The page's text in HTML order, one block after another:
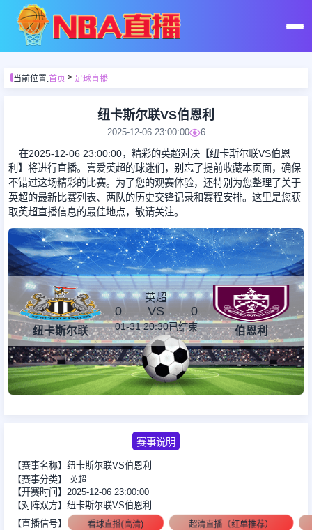
首页
篮球直播
足球录像
篮球录像
足球集锦
篮球集锦
足球新闻
篮球新闻
当前位置:首页> 足球直播
纽卡斯尔联VS伯恩利
2025-12-06 23:00:00 6
在2025-12-06 23:00:00，精彩的英超对决【纽卡斯尔联VS伯恩
利】将进行直播。喜爱英超的球迷们，别忘了提前收藏本页面，确保
不错过这场精彩的比赛。为了您的观赛体验，还特别为您整理了关于
英超的最新比赛列表、两队的历史交锋记录和赛程安排。这里是您获
取英超直播信息的最佳地点，敬请关注。
纽卡斯尔联
英超
0 VS 0
01-31 20:30已结束 伯恩利
赛事说明
【赛事名称】纽卡斯尔联VS伯恩利
【赛事分类】 英超
【开赛时间】2025-12-06 23:00:00
【对阵双方】纽卡斯尔联VS伯恩利
【直播信号】
看球直播(高清) 超清直播（红单推荐）